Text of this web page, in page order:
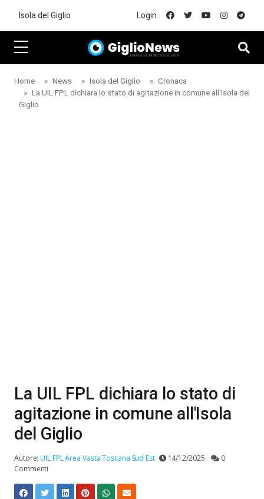
Isola del Giglio Login
Home News Isola del Giglio
Cronaca
La UIL FPL dichiara lo stato di agitazione in comune all'Isola del
Giglio
La UIL FPL dichiara lo stato di
agitazione in comune all'Isola
del Giglio
Autore:UIL FPL Area Vasta Toscana Sud Est 14/12/2025
0
Commenti